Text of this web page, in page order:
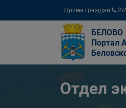
Прием граждан 2-
БЕЛОВО
Портал
Отдел